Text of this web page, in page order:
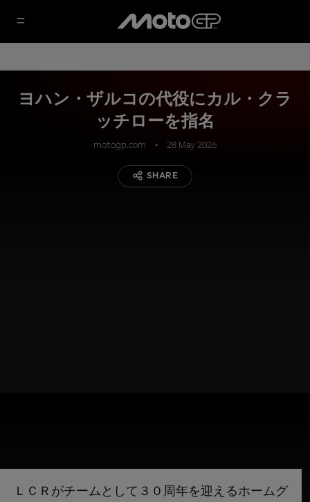
ヨハン・ザルコの代役にカル・クラ
ッチローを指名
motogp.com 28 May 2026
SHARE
ＬＣＲがチームとして３０周年を迎えるホームグ